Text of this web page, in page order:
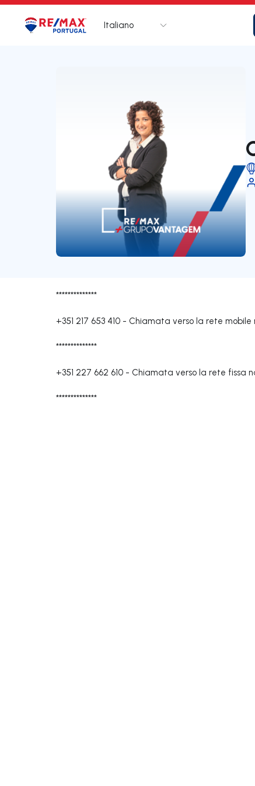
Logo Vai alla homepage
Italiano
**************
+351 217 653 410 - Chiamata verso la rete mobile
**************
+351 227 662 610 - Chiamata verso la rete fissa
**************